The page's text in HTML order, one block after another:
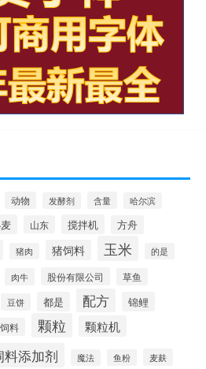
动物 发酵剂 含量 哈尔滨
山东 搅拌机 方舟
猪肉 猪饲料 玉米 的是
肉牛 股份有限公司 草鱼
豆饼 都是 配方 锦鲤
料 颗粒 颗粒机
料添加剂 魔法 鱼粉 麦麸